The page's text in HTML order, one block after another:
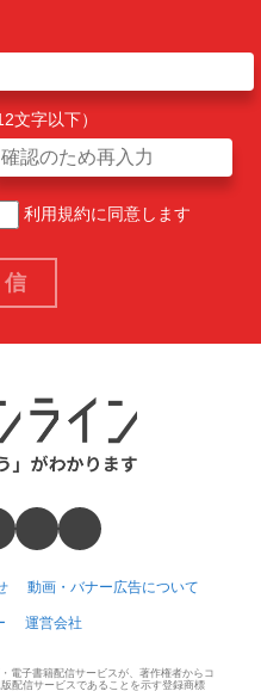
文字以下）
利用規約に同意します
動画・バナー広告について
運営会社
電子書籍配信サービスが、著作権者からコ
配信サービスであることを示す登録商標